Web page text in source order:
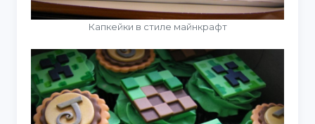
Капкейки в стиле майнкрафт